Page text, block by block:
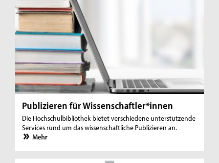
Publizieren für Wissenschaftler*innen
Die Hochschulbibliothek bietet verschiedene unterstützende
Services rund um das wissenschaftliche Publizieren an.
Mehr